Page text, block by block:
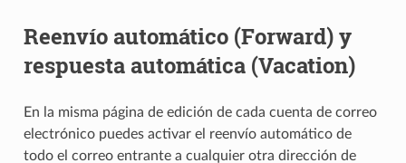
Reenvío automático (Forward) y
respuesta automática (Vacation)
En la misma página de edición de cada cuenta de correo
electrónico puedes activar el reenvío automático de
todo el correo entrante a cualquier otra dirección de